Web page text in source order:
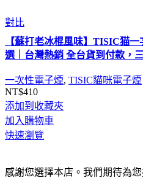
對比
【蘇打老冰棍風味】TISIC猫
選｜台灣熱銷 全台貨到付款，
一次性電子煙, TISIC貓咪電子煙
NT$410
添加到收藏夾
加入購物車
快速瀏覽
感謝您選擇本店。我們期待為